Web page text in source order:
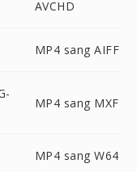
AVCHD
MP4 sang AIFF
MP4 sang MXF
MP4 sang W64